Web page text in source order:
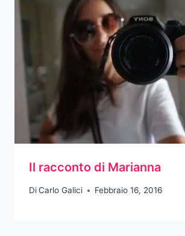
Il racconto di Marianna
DiCarlo Galici Febbraio 16, 2016